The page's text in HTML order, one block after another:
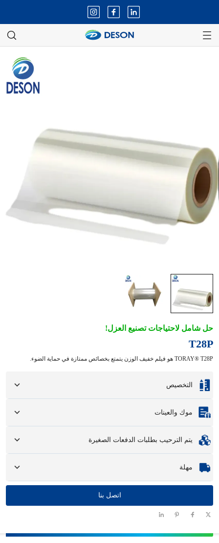
حل شامل لاحتياجات تصنيع العزل!
T28P
TORAY® T28P هو فيلم خفيف الوزن يتمتع بخصائص ممتازة في حماية الضوء.
التخصيص
تتضمن خيارات التخصيص الكاملة الألوان والأحجام والأشكال وخيارات التغليف
موك والعينات
العينات
: متوفرة، قد تتطلب العينات المخصصة رسومًا ورسومًا لوجستية.
يتم الترحيب بطلبات الدفعات الصغيرة
الحصول على المنتجات التي تحتاجها بسرعة وكفاءة.
مهلة
(أيام)
عليه
اتصل بنا